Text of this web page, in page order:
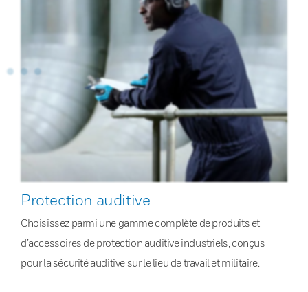
Protection auditive
Choisissez parmi une gamme complète de produits et
d’accessoires de protection auditive industriels, conçus
pour la sécurité auditive sur le lieu de travail et militaire.